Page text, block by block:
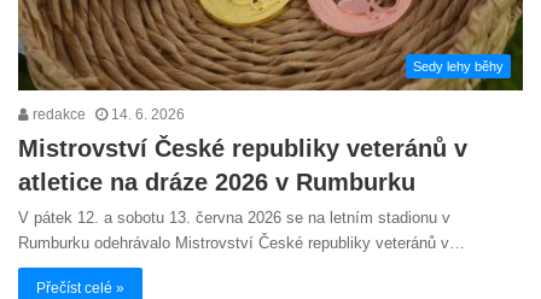
Sedy lehy běhy
redakce 14. 6. 2026
Mistrovství České republiky veteránů v
atletice na dráze 2026 v Rumburku
V pátek 12. a sobotu 13. června 2026 se na letním stadionu v
Rumburku odehrávalo Mistrovství České republiky veteránů v…
Přečíst celé »